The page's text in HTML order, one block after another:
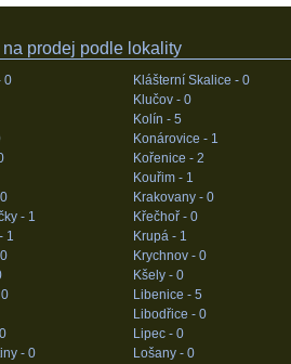
na prodej podle lokality
0
0
- 1
1
0
0
0
- 0
Klášterní Skalice - 0
Klučov - 0
Kolín - 5
Konárovice - 1
Kořenice - 2
Kouřim - 1
Krakovany - 0
Křečhoř - 0
Krupá - 1
Krychnov - 0
Kšely - 0
Libenice - 5
Libodřice - 0
Lipec - 0
Lošany - 0